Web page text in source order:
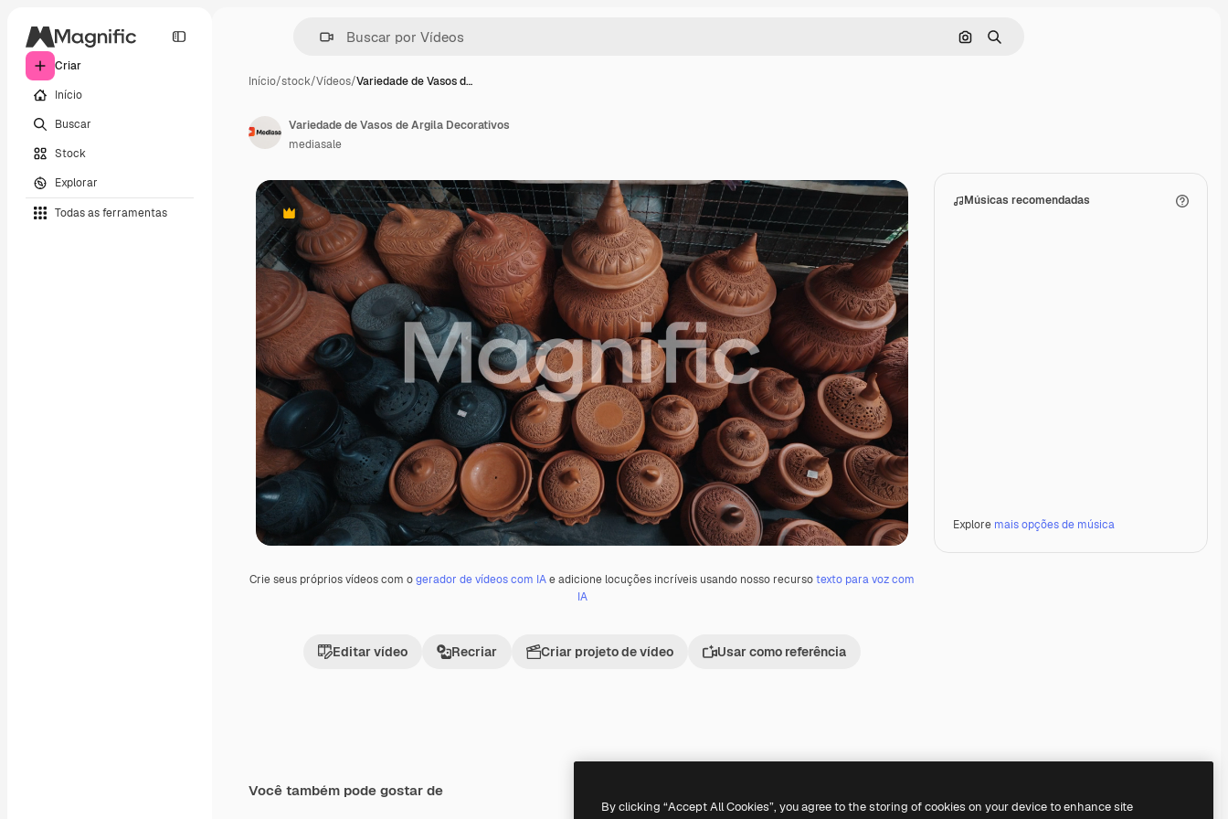
Criar
Início
Buscar
Stock
Explorar
Todas as ferramentas
Pesquisar por imagem
Buscar
Início/stock/Vídeos/Variedade de Vasos d…
Premium
Crie seus próprios vídeos com ogerador de vídeos com IAe adicione locuções incríveis usando nosso recursotexto para voz com
IA
Editar vídeo Recriar Criar projeto de vídeo Usar como referência
Músicas recomendadas
Explore mais opções de música
Variedade de Vasos de Argila Decorativos
mediasale
Você também pode gostar de
Premium
Premium Premium
Premium
By clicking “Accept All Cookies”, you agree to the storing of cookies on your device to enhance site